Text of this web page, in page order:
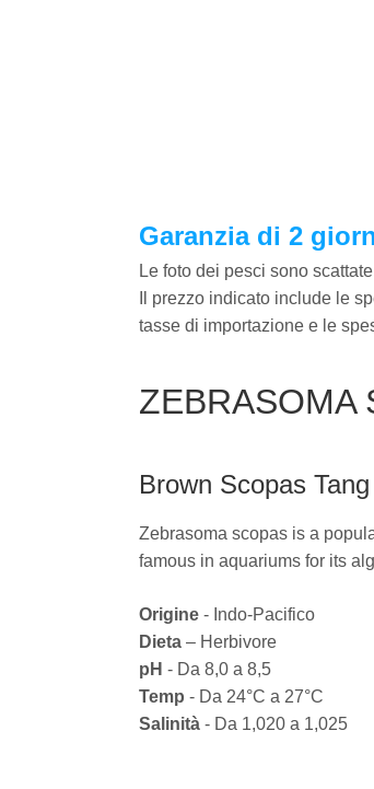
Garanzia di 2
Le foto dei pesci sono
Il prezzo indicato include le
tasse di importazione e le
ZEBRASOMA
Brown Scopas Tang
Zebrasoma scopas is a
famous in aquariums for its
Origine - Indo-Pacifico
Dieta – Herbivore
pH - Da 8,0 a 8,5
Temp - Da 24°C a 27°C
Salinità - Da 1,020 a 1,025